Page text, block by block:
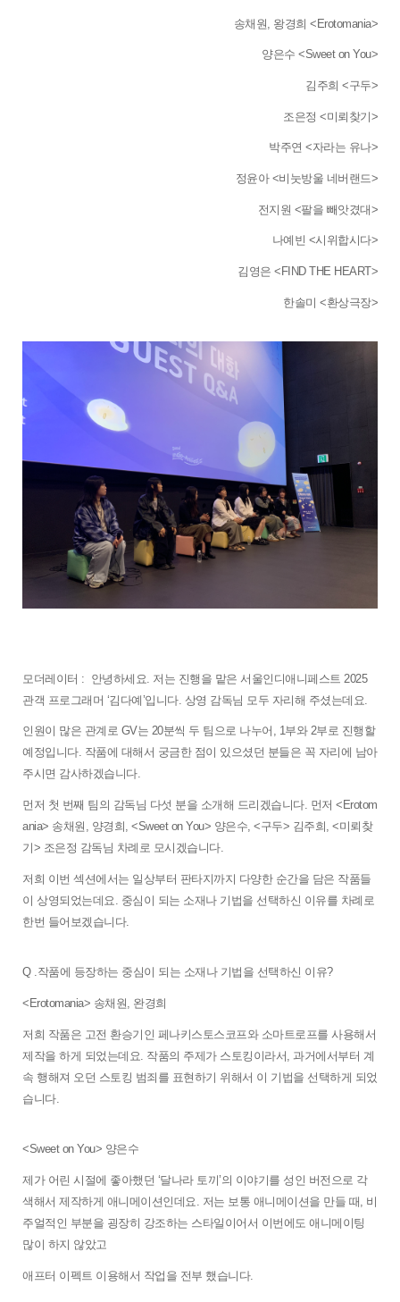
송채원, 왕경희 <Erotomania>
양은수 <Sweet on You>
김주희 <구두>
조은정 <미뢰찾기>
박주연 <자라는 유나>
정윤아 <비눗방울 네버랜드>
전지원 <팔을 빼앗겼대>
나예빈 <시위합시다>
김영은 <FIND THE HEART>
한솔미 <환상극장>
모더레이터 : 안녕하세요. 저는 진행을 맡은 서울인디애니페스트 2025
관객 프로그래머 ‘김다예’입니다. 상영 감독님 모두 자리해 주셨는데요.
인원이 많은 관계로 GV는 20분씩 두 팀으로 나누어, 1부와 2부로 진행할
예정입니다. 작품에 대해서 궁금한 점이 있으셨던 분들은 꼭 자리에 남아
주시면 감사하겠습니다.
먼저 첫 번째 팀의 감독님 다섯 분을 소개해 드리겠습니다. 먼저 <Erotom
ania> 송채원, 양경희, <Sweet on You> 양은수, <구두> 김주희, <미뢰찾
기> 조은정 감독님 차례로 모시겠습니다.
저희 이번 섹션에서는 일상부터 판타지까지 다양한 순간을 담은 작품들
이 상영되었는데요. 중심이 되는 소재나 기법을 선택하신 이유를 차례로
한번 들어보겠습니다.
Q .작품에 등장하는 중심이 되는 소재나 기법을 선택하신 이유?
<Erotomania> 송채원, 완경희
저희 작품은 고전 환승기인 페나키스토스코프와 소마트로프를 사용해서
제작을 하게 되었는데요. 작품의 주제가 스토킹이라서, 과거에서부터 계
속 행해져 오던 스토킹 범죄를 표현하기 위해서 이 기법을 선택하게 되었
습니다.
<Sweet on You> 양은수
제가 어린 시절에 좋아했던 ‘달나라 토끼’의 이야기를 성인 버전으로 각
색해서 제작하게 애니메이션인데요. 저는 보통 애니메이션을 만들 때, 비
주얼적인 부분을 굉장히 강조하는 스타일이어서 이번에도 애니메이팅
많이 하지 않았고
애프터 이펙트 이용해서 작업을 전부 했습니다.